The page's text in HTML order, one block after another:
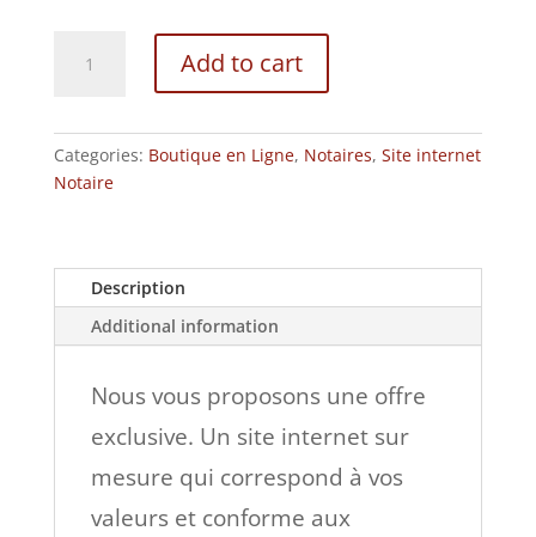
mesure
quantity
Add to cart
Categories: Boutique en Ligne, Notaires, Site internet
Notaire
Description
Additional information
Nous vous proposons une offre
exclusive. Un site internet sur
mesure qui correspond à vos
valeurs et conforme aux